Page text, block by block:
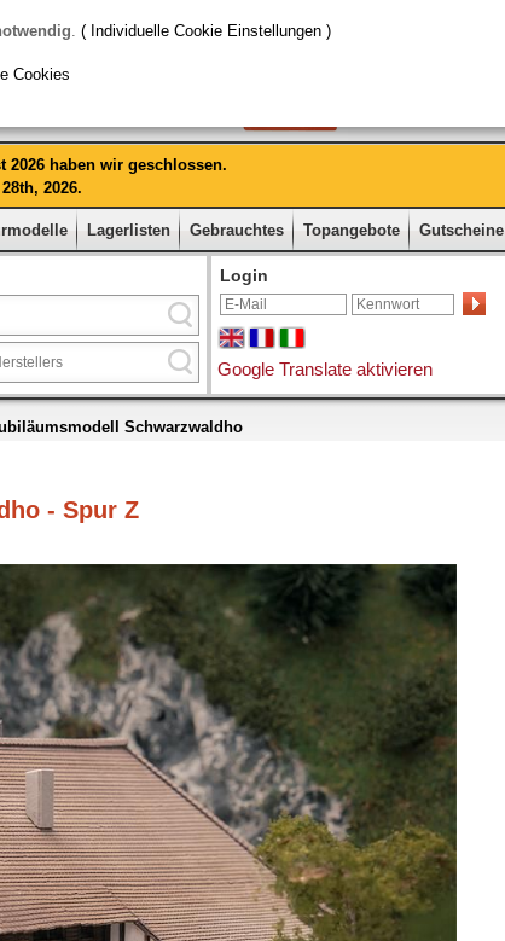
2026 haben wir geschlossen.
2026.
Lagerlisten Gebrauchtes Topangebote Gutscheine
Login
Google Translate aktivieren
Schwarzwaldho
- Spur Z
. ( Individuelle Cookie Einstellungen )
Cookies